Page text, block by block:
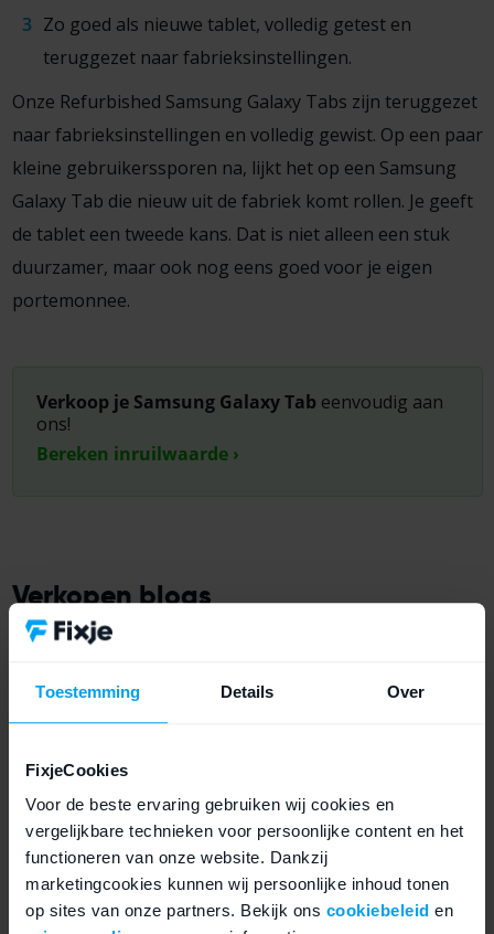
Toestemming Details Over
FixjeCookies
Voor de beste ervaring gebruiken wij cookies en
vergelijkbare technieken voor persoonlijke content en het
functioneren van onze website. Dankzij
marketingcookies kunnen wij persoonlijke inhoud tonen
op sites van onze partners. Bekijk ons cookiebeleid en
Zo goed als nieuwe tablet, volledig getest en
teruggezet naar fabrieksinstellingen.
Onze Refurbished Samsung Galaxy Tabs zijn teruggezet
naar fabrieksinstellingen en volledig gewist. Op een paar
kleine gebruikerssporen na, lijkt het op een Samsung
Galaxy Tab die nieuw uit de fabriek komt rollen. Je geeft
de tablet een tweede kans. Dat is niet alleen een stuk
duurzamer, maar ook nog eens goed voor je eigen
portemonnee.
Verkoop je Samsung Galaxy Tab eenvoudig aan
ons!
Bereken inruilwaarde ›
Verkopen blogs
Kom meer te weten over het verkopen van je
iPad,Apple Watch MacBook,iMac ,Samsung
Galaxy Tab,Samsung Galaxy Watch
Phone, Oppo,
Deck, JBL ofDyson.
iPhone verkopen
iPhone inruilen voor geld